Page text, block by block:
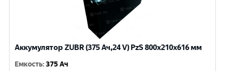
Аккумулятор ZUBR (375 Ач,24 V) PzS 800x210x616 мм
Емкость:375 Ач